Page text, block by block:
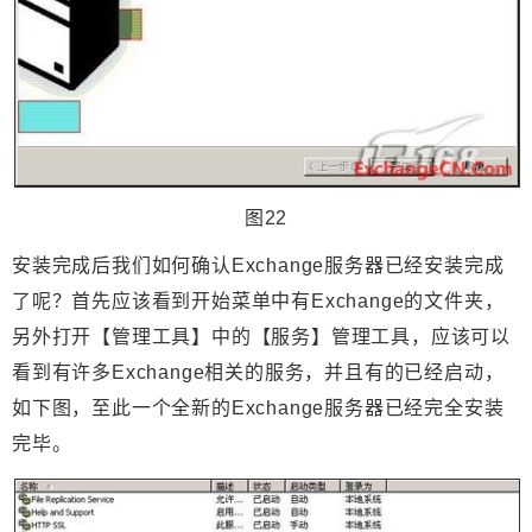
图22
安装完成后我们如何确认Exchange服务器已经安装完成
了呢？首先应该看到开始菜单中有Exchange的文件夹，
另外打开【管理工具】中的【服务】管理工具，应该可以
看到有许多Exchange相关的服务，并且有的已经启动，
如下图，至此一个全新的Exchange服务器已经完全安装
完毕。